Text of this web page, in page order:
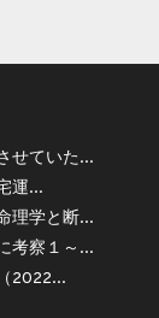
せていた...
運...
理学と断...
考察１～...
2022...